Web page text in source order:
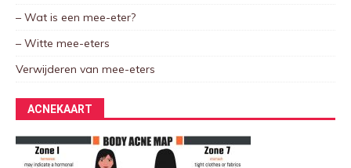
– Wat is een mee-eter?
– Witte mee-eters
Verwijderen van mee-eters
ACNEKAART